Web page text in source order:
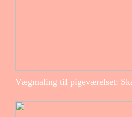
Vægmaling til pigeværelset: